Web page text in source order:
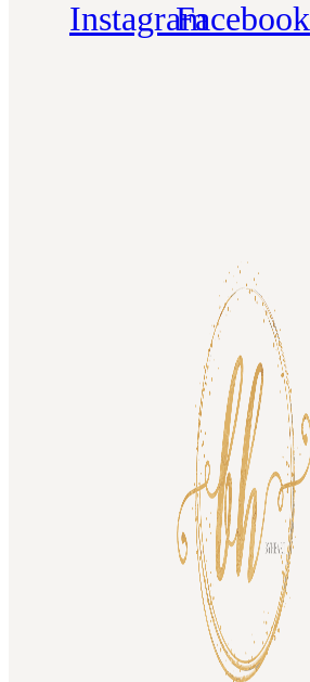
InstagramFacebook